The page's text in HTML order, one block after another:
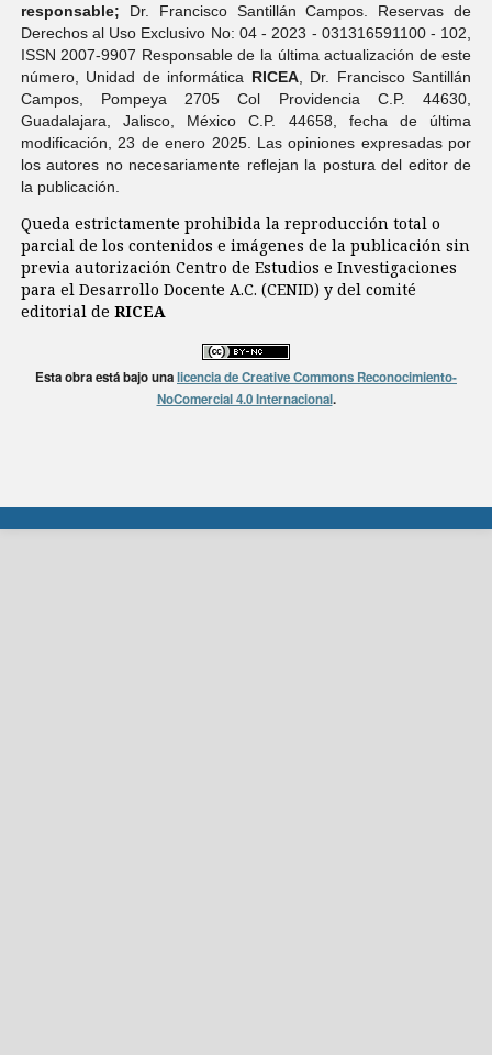
responsable; Dr. Francisco Santillán Campos. Reservas de
Derechos al Uso Exclusivo No: 04 - 2023 - 031316591100 - 102,
ISSN 2007-9907 Responsable de la última actualización de este
número, Unidad de informática RICEA, Dr. Francisco Santillán
Campos, Pompeya 2705 Col Providencia C.P. 44630,
Guadalajara, Jalisco, México C.P. 44658, fecha de última
modificación, 23 de enero 2025. Las opiniones expresadas por
los autores no necesariamente reflejan la postura del editor de
la publicación.
Queda estrictamente prohibida la reproducción total o
parcial de los contenidos e imágenes de la publicación sin
previa autorización Centro de Estudios e Investigaciones
para el Desarrollo Docente A.C. (CENID) y del comité
editorial de RICEA
Esta obra está bajo unalicencia de Creative Commons Reconocimiento-
NoComercial 4.0 Internacional.